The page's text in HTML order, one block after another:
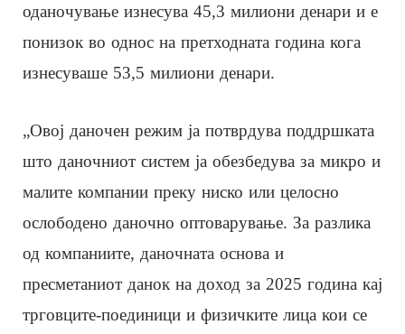
оданочување изнесува 45,3 милиони денари и е
понизок во однос на претходната година кога
изнесуваше 53,5 милиони денари.
„Овој даночен режим ја потврдува поддршката
што даночниот систем ја обезбедува за микро и
малите компании преку ниско или целосно
ослободено даночно оптоварување. За разлика
од компаниите, даночната основа и
пресметаниот данок на доход за 2025 година кај
трговците-поединици и физичките лица кои се